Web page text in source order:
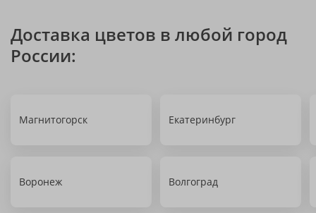
Доставка цветов в любой город
России:
Магнитогорск Екатеринбург
Воронеж Волгоград